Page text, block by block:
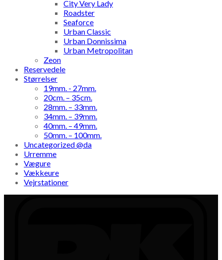
City Very Lady
Roadster
Seaforce
Urban Classic
Urban Donnissima
Urban Metropolitan
Zeon
Reservedele
Størrelser
19mm. - 27mm.
20cm. – 35cm.
28mm. – 33mm.
34mm. – 39mm.
40mm. – 49mm.
50mm. – 100mm.
Uncategorized @da
Urremme
Vægure
Vækkeure
Vejrstationer